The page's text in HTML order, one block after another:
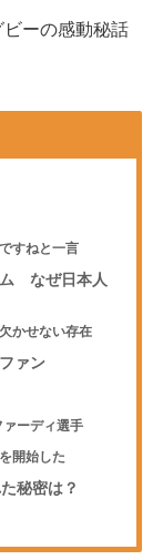
ーの感動秘話
すねと一言
なぜ日本人
かせない存在
ァン
ーディ選手
開始した
秘密は？